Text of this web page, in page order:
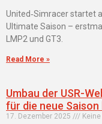
United‑Simracer startet
Ultimate Saison –
LMP2 und GT3.
Read More »
Umbau der USR-
für die neue Saison
17. Dezember 2025